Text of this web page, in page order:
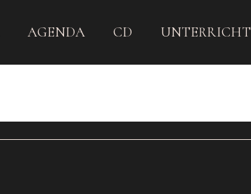
AGENDA CD UNTERRICHT